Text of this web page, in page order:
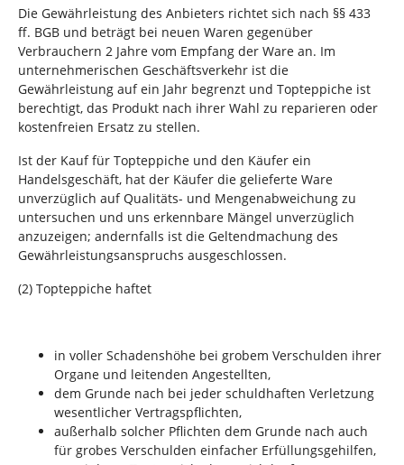
Die Gewährleistung des Anbieters richtet sich nach §§ 433
ff. BGB und beträgt bei neuen Waren gegenüber
Verbrauchern 2 Jahre vom Empfang der Ware an. Im
unternehmerischen Geschäftsverkehr ist die
Gewährleistung auf ein Jahr begrenzt und Topteppiche ist
berechtigt, das Produkt nach ihrer Wahl zu reparieren oder
kostenfreien Ersatz zu stellen.
Ist der Kauf für Topteppiche und den Käufer ein
Handelsgeschäft, hat der Käufer die gelieferte Ware
unverzüglich auf Qualitäts- und Mengenabweichung zu
untersuchen und uns erkennbare Mängel unverzüglich
anzuzeigen; andernfalls ist die Geltendmachung des
Gewährleistungsanspruchs ausgeschlossen.
(2) Topteppiche haftet
in voller Schadenshöhe bei grobem Verschulden ihrer
Organe und leitenden Angestellten,
dem Grunde nach bei jeder schuldhaften Verletzung
wesentlicher Vertragspflichten,
außerhalb solcher Pflichten dem Grunde nach auch
für grobes Verschulden einfacher Erfüllungsgehilfen,